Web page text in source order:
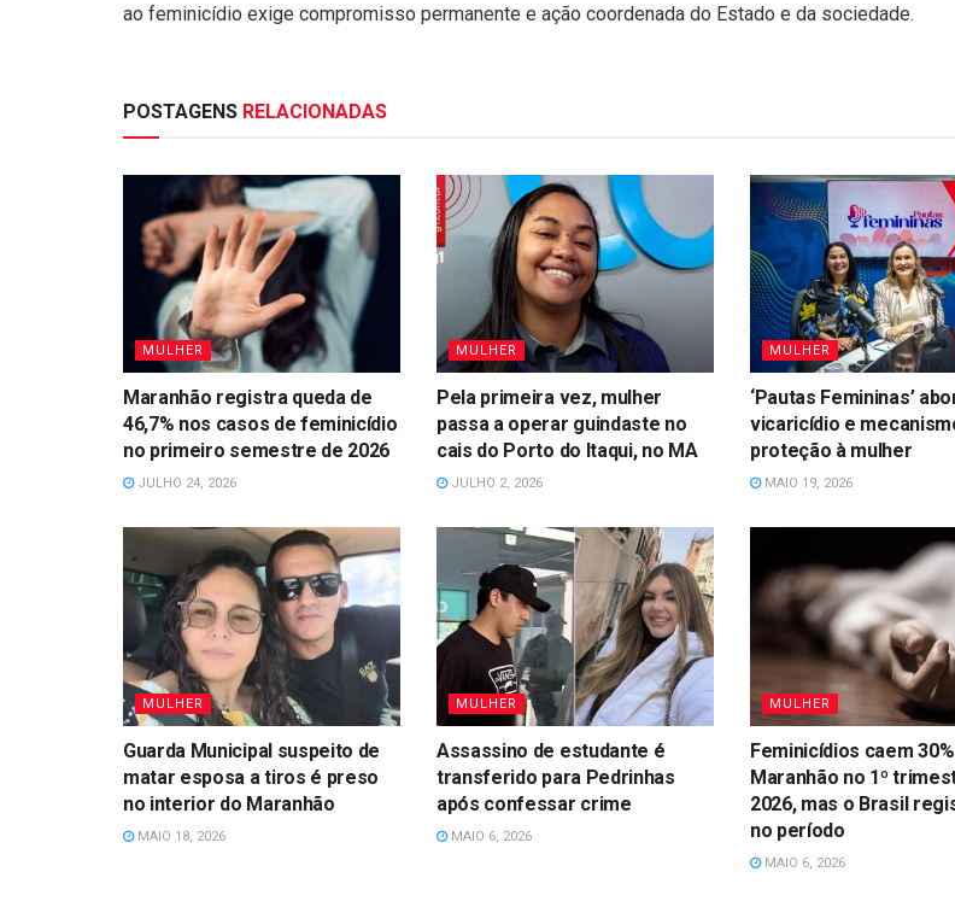
ao feminicídio exige compromisso permanente e ação coordenada do Estado e da sociedade.
POSTAGENS RELACIONADAS
MULHER
Maranhão registra queda de
46,7% nos casos de feminicídio
no primeiro semestre de 2026
JULHO 24, 2026
MULHER
Pela primeira vez, mulher
passa a operar guindaste no
cais do Porto do Itaqui, no MA
JULHO 2, 2026
MULHER
‘Pautas Femininas’
vicaricídio e
proteção à mulher
MAIO 19, 2026
MULHER
Guarda Municipal suspeito de
matar esposa a tiros é preso
no interior do Maranhão
MAIO 18, 2026
MULHER
Assassino de estudante é
transferido para Pedrinhas
após confessar crime
MAIO 6, 2026
MULHER
Feminicídios caem
Maranhão no 1º
2026, mas o Brasil
no período
MAIO 6, 2026